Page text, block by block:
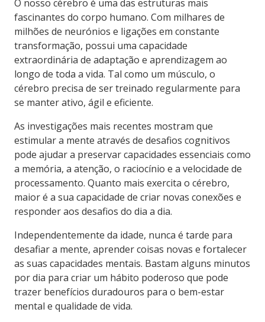
O nosso cérebro é uma das estruturas mais
fascinantes do corpo humano. Com milhares de
milhões de neurónios e ligações em constante
transformação, possui uma capacidade
extraordinária de adaptação e aprendizagem ao
longo de toda a vida. Tal como um músculo, o
cérebro precisa de ser treinado regularmente para
se manter ativo, ágil e eficiente.
As investigações mais recentes mostram que
estimular a mente através de desafios cognitivos
pode ajudar a preservar capacidades essenciais como
a memória, a atenção, o raciocínio e a velocidade de
processamento. Quanto mais exercita o cérebro,
maior é a sua capacidade de criar novas conexões e
responder aos desafios do dia a dia.
Independentemente da idade, nunca é tarde para
desafiar a mente, aprender coisas novas e fortalecer
as suas capacidades mentais. Bastam alguns minutos
por dia para criar um hábito poderoso que pode
trazer benefícios duradouros para o bem-estar
mental e qualidade de vida.